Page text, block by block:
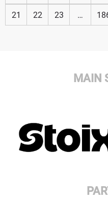
21 22 23 …
MAIN